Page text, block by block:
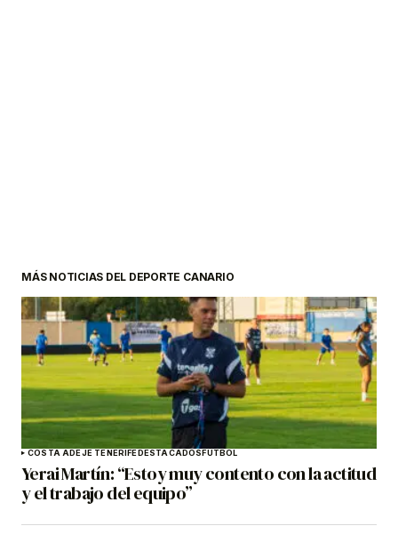
MÁS NOTICIAS DEL DEPORTE CANARIO
COSTA ADEJE TENERIFEDESTACADOSFÚTBOL
Yerai Martín: “Estoy muy contento con la actitud
y el trabajo del equipo”